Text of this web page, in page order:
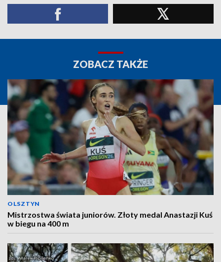
ZOBACZ TAKŻE
OLSZTYN
Mistrzostwa świata juniorów. Złoty medal Anastazji Kuś
w biegu na 400 m